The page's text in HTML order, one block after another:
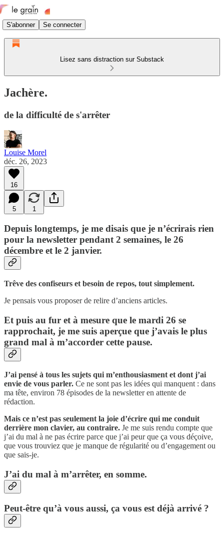
S'abonner Se connecter
Lisez sans distraction sur Substack
Jachère.
de la difficulté de s'arrêter
Louise Morel
déc. 26, 2023
16
5 1
Depuis longtemps, je me disais que je n’écrirais rien
pour la newsletter pendant 2 semaines, le 26
décembre et le 2 janvier.
Trêve des confiseurs et besoin de repos, tout simplement.
Je pensais vous proposer de relire d’anciens articles.
Et puis au fur et à mesure que le mardi 26 se
rapprochait, je me suis aperçue que j’avais le plus
grand mal à m’accorder cette pause.
J’ai pensé à tous les sujets qui m’enthousiasment et dont j’ai
envie de vous parler. Ce ne sont pas les idées qui manquent : dans
ma tête, environ 78 épisodes de la newsletter en attente de
rédaction.
Mais ce n’est pas seulement la joie d’écrire qui me conduit
derrière mon clavier, au contraire. Je me suis rendu compte que
j’ai du mal à ne pas écrire parce que j’ai peur que ça vous déçoive,
que vous trouviez que je manque de régularité ou d’engagement ou
que sais-je.
J’ai du mal à m’arrêter, en somme.
Peut-être qu’à vous aussi, ça vous est déjà arrivé ?